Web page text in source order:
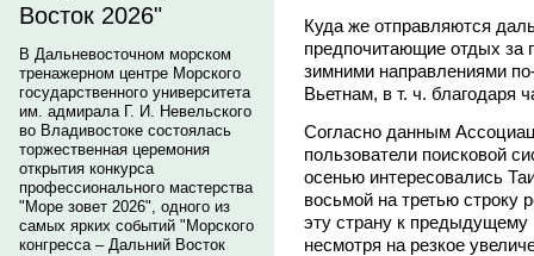
Восток 2026"
В Дальневосточном морском
тренажерном центре Морского
государственного университета
им. адмирала Г. И. Невельского
во Владивостоке состоялась
торжественная церемония
открытия конкурса
профессионального мастерства
"Море зовет 2026", одного из
самых ярких событий "Морского
конгресса – Дальний Восток
Куда же отправляются
предпочитающие отдых
зимними направлениями
Вьетнам, в т. ч. благодаря
Согласно данным
пользователи поисковой
осенью интересовались
восьмой на третью строку
эту страну к
несмотря на резкое